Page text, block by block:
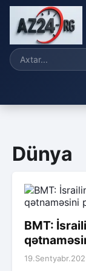
Dünya
BMT: